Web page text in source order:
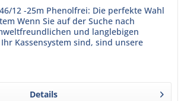
12 -25m Phenolfrei: Die perfekte Wahl
Wenn Sie auf der Suche nach
und langlebigen
Kassensystem sind, sind unsere
12 -25m...
Details